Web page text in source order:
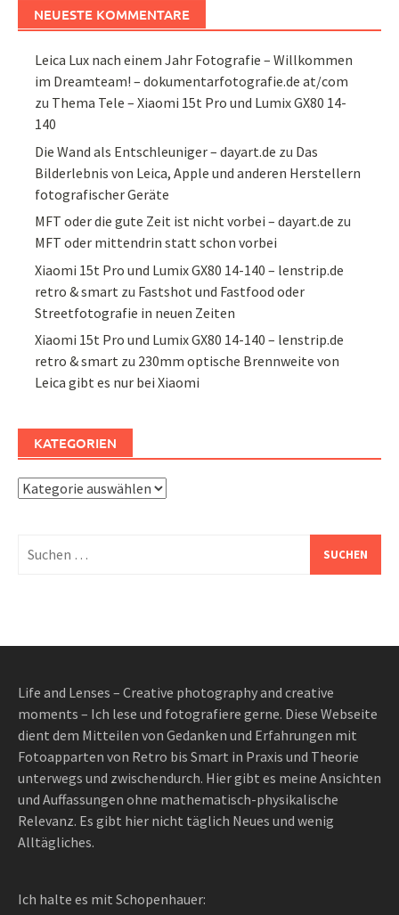
NEUESTE KOMMENTARE
Leica Lux nach einem Jahr Fotografie – Willkommen
im Dreamteam! – dokumentarfotografie.de at/com
zu Thema Tele – Xiaomi 15t Pro und Lumix GX80 14-
140
Die Wand als Entschleuniger – dayart.de zu Das
Bilderlebnis von Leica, Apple und anderen Herstellern
fotografischer Geräte
MFT oder die gute Zeit ist nicht vorbei – dayart.de zu
MFT oder mittendrin statt schon vorbei
Xiaomi 15t Pro und Lumix GX80 14-140 – lenstrip.de
retro & smart zu Fastshot und Fastfood oder
Streetfotografie in neuen Zeiten
Xiaomi 15t Pro und Lumix GX80 14-140 – lenstrip.de
retro & smart zu 230mm optische Brennweite von
Leica gibt es nur bei Xiaomi
KATEGORIEN
Kategorien
nach:
Life and Lenses – Creative photography and creative
moments – Ich lese und fotografiere gerne. Diese Webseite
dient dem Mitteilen von Gedanken und Erfahrungen mit
Fotoapparten von Retro bis Smart in Praxis und Theorie
unterwegs und zwischendurch. Hier gibt es meine Ansichten
und Auffassungen ohne mathematisch-physikalische
Relevanz. Es gibt hier nicht täglich Neues und wenig
Alltägliches.
Ich halte es mit Schopenhauer: